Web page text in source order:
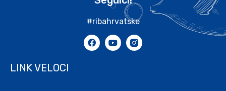
#ribahrvatske
LINK VELOCI